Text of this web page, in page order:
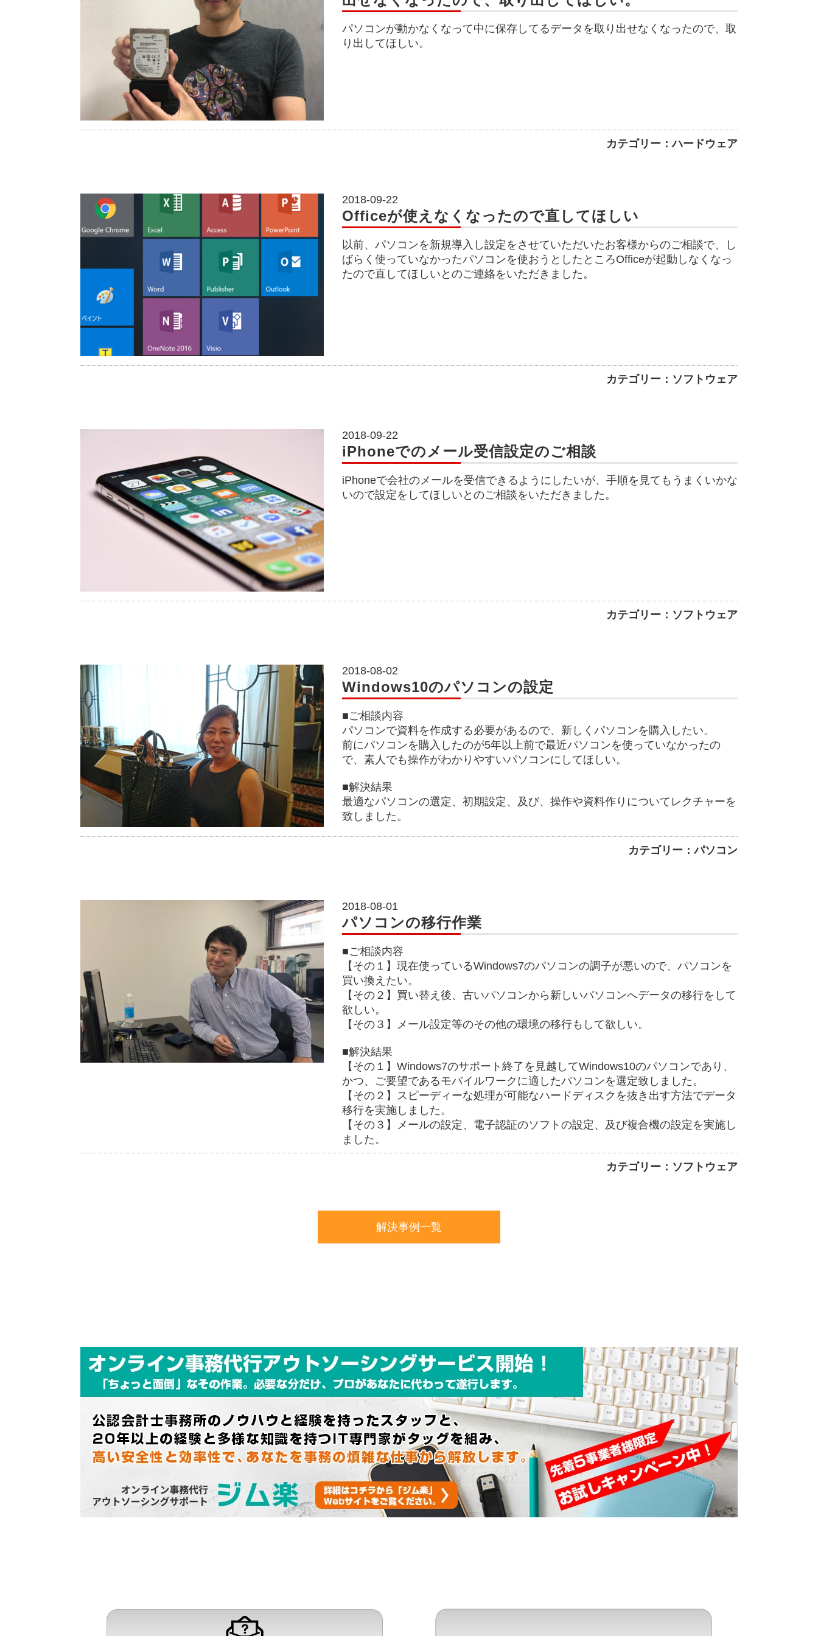
パソコンが動かなくなって中に保存してるデータを取り出せなくなったので、取
り出してほしい。
カテゴリー：ハードウェア
2018-09-22
Officeが使えなくなったので直してほしい
以前、パソコンを新規導入し設定をさせていただいたお客様からのご相談で、し
ばらく使っていなかったパソコンを使おうとしたところOfficeが起動しなくなっ
たので直してほしいとのご連絡をいただきました。
カテゴリー：ソフトウェア
2018-09-22
iPhoneでのメール受信設定のご相談
iPhoneで会社のメールを受信できるようにしたいが、手順を見てもうまくいかな
いので設定をしてほしいとのご相談をいただきました。
カテゴリー：ソフトウェア
2018-08-02
Windows10のパソコンの設定
■ご相談内容
パソコンで資料を作成する必要があるので、新しくパソコンを購入したい。
前にパソコンを購入したのが5年以上前で最近パソコンを使っていなかったの
で、素人でも操作がわかりやすいパソコンにしてほしい。
■解決結果
最適なパソコンの選定、初期設定、及び、操作や資料作りについてレクチャーを
致しました。
カテゴリー：パソコン
2018-08-01
パソコンの移行作業
■ご相談内容
【その１】現在使っているWindows7のパソコンの調子が悪いので、パソコンを
買い換えたい。
【その２】買い替え後、古いパソコンから新しいパソコンへデータの移行をして
欲しい。
【その３】メール設定等のその他の環境の移行もして欲しい。
■解決結果
【その１】Windows7のサポート終了を見越してWindows10のパソコンであり、
かつ、ご要望であるモバイルワークに適したパソコンを選定致しました。
【その２】スピーディーな処理が可能なハードディスクを抜き出す方法でデータ
移行を実施しました。
【その３】メールの設定、電子認証のソフトの設定、及び複合機の設定を実施し
ました。
カテゴリー：ソフトウェア
解決事例一覧